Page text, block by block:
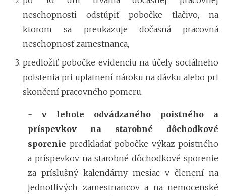
neschopnosti odstúpiť pobočke tlačivo, na
ktorom sa preukazuje dočasná pracovná
neschopnosť zamestnanca,
predložiť pobočke evidenciu na účely sociálneho
poistenia pri uplatnení nároku na dávku alebo pri
skončení pracovného pomeru.
- v lehote odvádzaného poistného a
príspevkov na starobné dôchodkové
sporenie predkladať pobočke výkaz poistného
a príspevkov na starobné dôchodkové sporenie
za príslušný kalendárny mesiac v členení na
jednotlivých zamestnancov a na nemocenské